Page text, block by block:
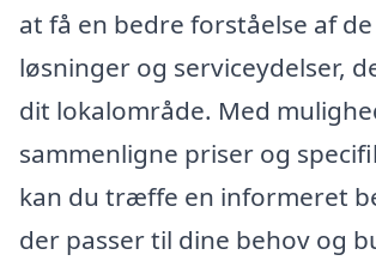
at få en bedre forståelse af
løsninger og serviceydelser,
dit lokalområde. Med
sammenligne priser og
kan du træffe en informeret
der passer til dine behov og